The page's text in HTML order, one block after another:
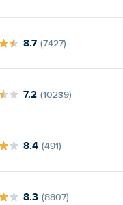
8.7 (7427)
7.2 (10239)
8.4 (491)
8.3 (8807)